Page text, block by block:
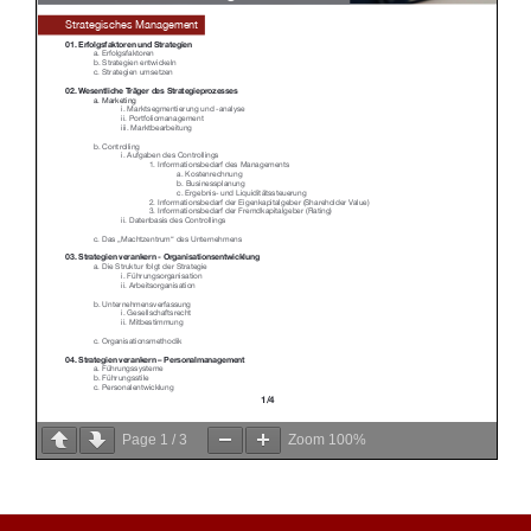
Page 1 / 3 Zoom 100%